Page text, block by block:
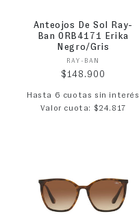
Anteojos De Sol Ray-
Ban 0RB4171 Erika
Negro/Gris
Proveedor:
RAY-BAN
Precio habitual
$148.900
Hasta 6 cuotas sin interés
Valor cuota: $24.817